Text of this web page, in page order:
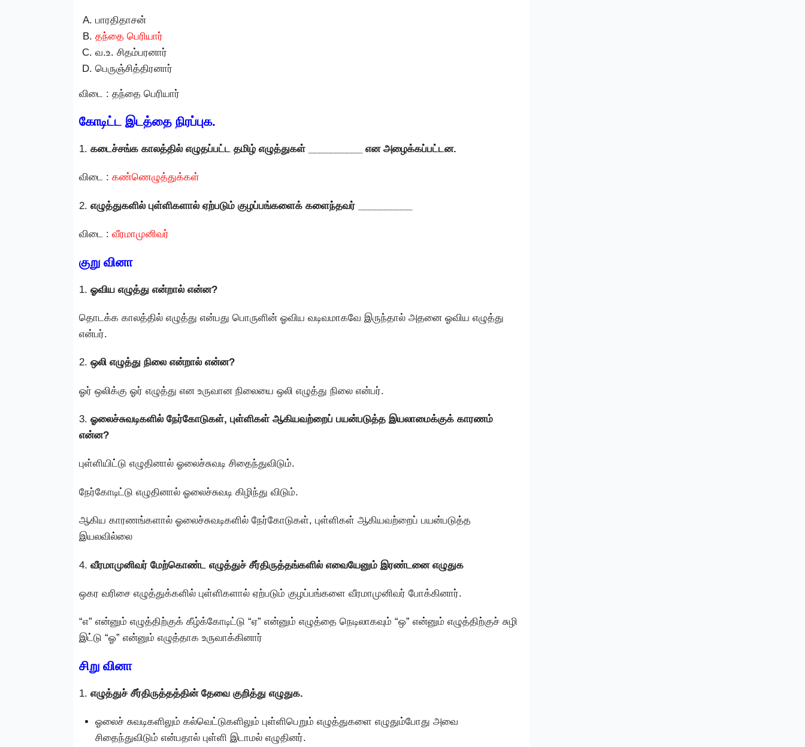
பாரதிதாசன்
தந்தை பெரியார்
வ.உ. சிதம்பரனார்
பெருஞ்சித்திரனார்
விடை : தந்தை பெரியார்
கோடிட்ட இடத்தை நிரப்புக.
1. கடைச்சங்க காலத்தில் எழுதப்பட்ட தமிழ் எழுத்துகள் __________ என அழைக்கப்பட்டன.
விடை : கண்ணெழுத்துக்கள்
2. எழுத்துகளில் புள்ளிகளால் ஏற்படும் குழப்பங்களைக் களைந்தவர் __________
விடை : வீரமாமுனிவர்
குறு வினா
1. ஓவிய எழுத்து என்றால் என்ன?
தொடக்க காலத்தில் எழுத்து என்பது பொருளின் ஓவிய வடிவமாகவே இருந்தால் அதனை ஓவிய எழுத்து
என்பர்.
2. ஒலி எழுத்து நிலை என்றால் என்ன?
ஓர் ஒலிக்கு ஓர் எழுத்து என உருவான நிலையை ஒலி எழுத்து நிலை என்பர்.
3. ஓலைச்சுவடிகளில் நேர்கோடுகள், புள்ளிகள் ஆகியவற்றைப் பயன்படுத்த இயலாமைக்குக் காரணம்
என்ன?
புள்ளியிட்டு எழுதினால் ஓலைச்சுவடி சிதைந்துவிடும்.
நேர்கோடிட்டு எழுதினால் ஓலைச்சுவடி கிழிந்து விடும்.
ஆகிய காரணங்களால் ஓலைச்சுவடிகளில் நேர்கோடுகள், புள்ளிகள் ஆகியவற்றைப் பயன்படுத்த
இயலவில்லை
4. வீரமாமுனிவர் மேற்கொண்ட எழுத்துச் சீர்திருத்தங்களில் எவையேனும் இரண்டனை எழுதுக
ஒகர வரிசை எழுத்துக்களில் புள்ளிகளால் ஏற்படும் குழப்பங்களை வீரமாமுனிவர் போக்கினார்.
“எ” என்னும் எழுத்திற்குக் கீழ்க்கோடிட்டு “ஏ” என்னும் எழுத்தை நெடிலாகவும் “ஒ” என்னும் எழுத்திற்குச் சுழி
இட்டு “ஓ” என்னும் எழுத்தாக உருவாக்கினார்
சிறு வினா
1. எழுத்துச் சீர்திருத்தத்தின் தேவை குறித்து எழுதுக.
ஓலைச் சுவடிகளிலும் கல்வெட்டுகளிலும் புள்ளிபெறும் எழுத்துகளை எழுதும்போது அவை
சிதைந்துவிடும் என்பதால் புள்ளி இடாமல் எழுதினர்.